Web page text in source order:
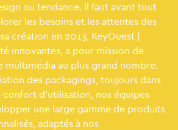
ou tendance. Il faut avant tout
les besoins et les attentes des
création en 2013, KeyOuest |
innovantes, a pour mission de
multimédia au plus grand nombre.
des packagings, toujours dans
d’utilisation, nos équipes
une large gamme de produits
adaptés à nos